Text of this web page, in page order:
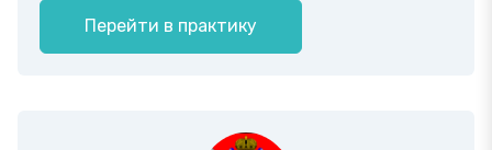
Перейти в практику